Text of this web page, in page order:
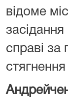
відоме
справі